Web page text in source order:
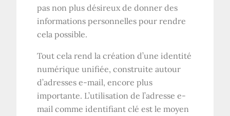
pas non plus désireux de donner des
informations personnelles pour rendre
cela possible.
Tout cela rend la création d’une identité
numérique unifiée, construite autour
d’adresses e-mail, encore plus
importante. L’utilisation de l’adresse e-
mail comme identifiant clé est le moyen